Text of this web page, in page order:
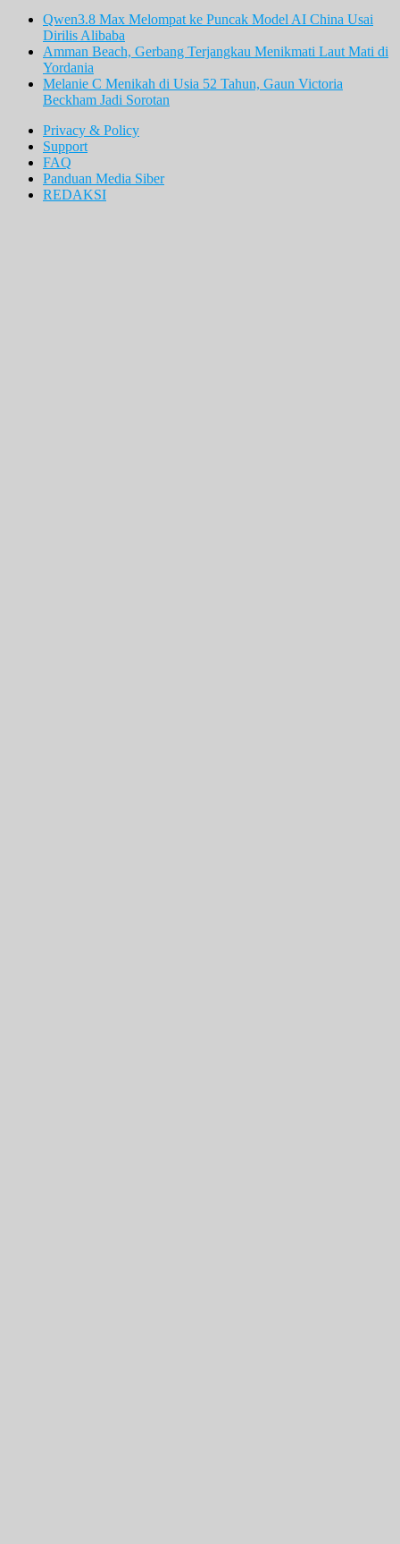
Qwen3.8 Max Melompat ke Puncak Model AI China Usai
Dirilis Alibaba
Amman Beach, Gerbang Terjangkau Menikmati Laut Mati di
Yordania
Melanie C Menikah di Usia 52 Tahun, Gaun Victoria
Beckham Jadi Sorotan
Privacy & Policy
Support
FAQ
Panduan Media Siber
REDAKSI